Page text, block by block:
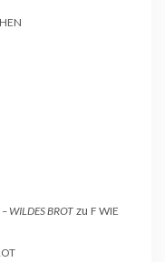
WILDES BROT zu F WIE